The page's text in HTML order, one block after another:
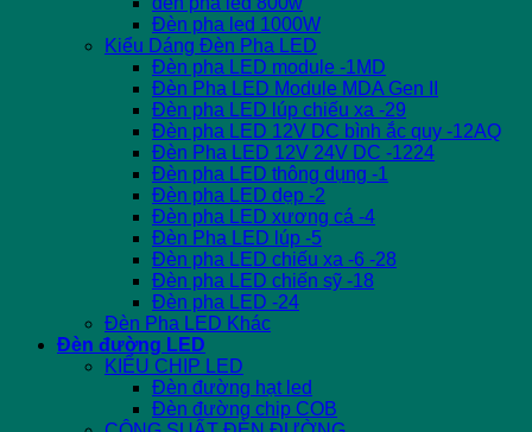
Đèn pha led 1000W
Kiểu Dáng Đèn Pha LED
Đèn pha LED module -1MD
Đèn Pha LED Module MDA Gen II
Đèn pha LED lúp chiếu xa -29
Đèn pha LED 12V DC bình ắc quy -12AQ
Đèn Pha LED 12V 24V DC -1224
Đèn pha LED thông dụng -1
Đèn pha LED dẹp -2
Đèn pha LED xương cá -4
Đèn Pha LED lúp -5
Đèn pha LED chiếu xa -6 -28
Đèn pha LED chiến sỹ -18
Đèn pha LED -24
Đèn Pha LED Khác
Đèn đường LED
KIỂU CHIP LED
Đèn đường hạt led
Đèn đường chip COB